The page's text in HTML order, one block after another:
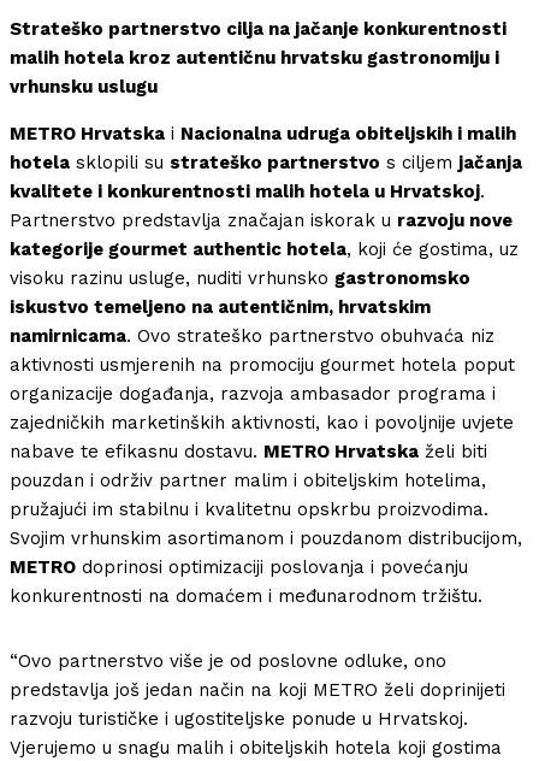
Strateško partnerstvo cilja na jačanje konkurentnosti
malih hotela kroz autentičnu hrvatsku gastronomiju i
vrhunsku uslugu
METRO Hrvatska i Nacionalna udruga obiteljskih i malih
hotela sklopili su strateško partnerstvo s ciljem jačanja
kvalitete i konkurentnosti malih hotela u Hrvatskoj.
Partnerstvo predstavlja značajan iskorak u razvoju nove
kategorije gourmet authentic hotela, koji će gostima, uz
visoku razinu usluge, nuditi vrhunsko gastronomsko
iskustvo temeljeno na autentičnim, hrvatskim
namirnicama. Ovo strateško partnerstvo obuhvaća niz
aktivnosti usmjerenih na promociju gourmet hotela poput
organizacije događanja, razvoja ambasador programa i
zajedničkih marketinških aktivnosti, kao i povoljnije uvjete
nabave te efikasnu dostavu. METRO Hrvatska želi biti
pouzdan i održiv partner malim i obiteljskim hotelima,
pružajući im stabilnu i kvalitetnu opskrbu proizvodima.
Svojim vrhunskim asortimanom i pouzdanom distribucijom,
METRO doprinosi optimizaciji poslovanja i povećanju
konkurentnosti na domaćem i međunarodnom tržištu.
“Ovo partnerstvo više je od poslovne odluke, ono
predstavlja još jedan način na koji METRO želi doprinijeti
razvoju turističke i ugostiteljske ponude u Hrvatskoj.
Vjerujemo u snagu malih i obiteljskih hotela koji gostima